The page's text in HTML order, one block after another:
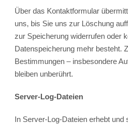
Über das Kontaktformular
uns, bis Sie uns zur Löschung
zur Speicherung widerrufen oder
Datenspeicherung mehr besteht.
Bestimmungen – insbesondere
bleiben unberührt.
Server-Log-Dateien
In Server-Log-Dateien erhebt und